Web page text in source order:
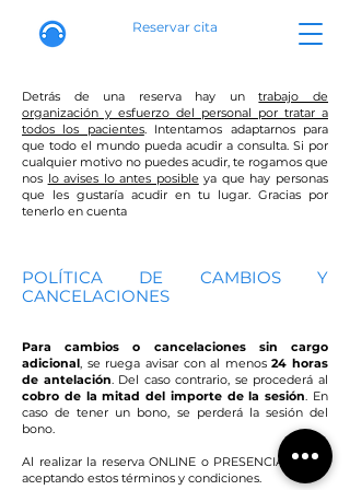
Reservar cita
Detrás de una reserva hay untrabajo de
organización y esfuerzo del personal por tratar a
todos los pacientes. Intentamos adaptarnos para
que todo el mundo pueda acudir a consulta. Si por
cualquier motivo no puedes acudir, te rogamos que
nos lo avises lo antes posible ya que hay personas
que les gustaría acudir en tu lugar. Gracias por
tenerlo en cuenta
POLÍTICA DE CAMBIOS Y
CANCELACIONES
Para cambios o cancelaciones sin cargo
adicional, se ruega avisar con al menos24 horas
de antelación. Del caso contrario, se procederá al
cobro de la mitad del importe de la sesión. En
caso de tener un bono, se perderá la sesión del
bono.
Al realizar la reserva ONLINE o PRESENCIAL, estás
aceptando estos términos y condiciones.